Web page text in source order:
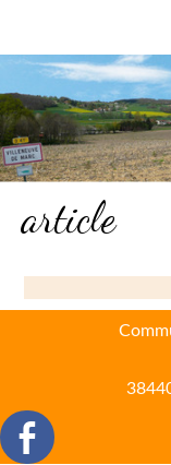
article